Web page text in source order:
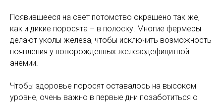
Появившееся на свет потомство окрашено так же,
как и дикие поросята – в полоску. Многие фермеры
делают уколы железа, чтобы исключить возможность
появления у новорожденных железодефицитной
анемии.
Чтобы здоровье поросят оставалось на высоком
уровне, очень важно в первые дни позаботиться о